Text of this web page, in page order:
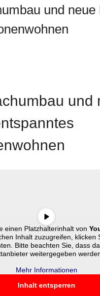
und
und
einen Platzhalterinhalt von
Inhalt zuzugreifen, klicken
Bitte beachten Sie, dass
weitergegeben
Mehr Informationen
Inhalt entsperren